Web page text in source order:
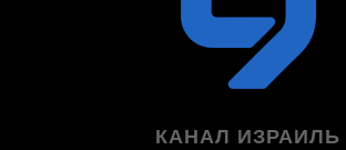
КАНАЛ ИЗРАИЛЬ